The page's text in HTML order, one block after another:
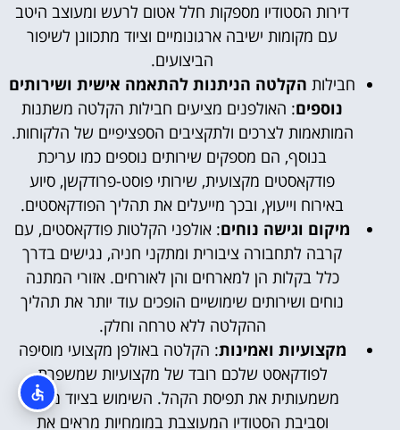
דירות הסטודיו מספקות חלל אטום לרעש ומעוצב היטב
עם מקומות ישיבה ארגונומיים וציוד מתכוונן לשיפור
הביצועים.
חבילות הקלטה הניתנות להתאמה אישית ושירותים
נוספים: האולפנים מציעים חבילות הקלטה משתנות
המותאמות לצרכים ולתקציבים הספציפיים של הלקוחות.
בנוסף, הם מספקים שירותים נוספים כמו עריכת
פודקאסטים מקצועית, שירותי פוסט-פרודקשן, סיוע
באירוח וייעוץ, ובכך מייעלים את תהליך הפודקאסטים.
מיקום וגישה נוחים: אולפני הקלטות פודקאסטים, עם
קרבה לתחבורה ציבורית ומתקני חניה, נגישים בדרך
כלל בקלות הן למארחים והן לאורחים. אזורי המתנה
נוחים ושירותים שימושיים הופכים עוד יותר את תהליך
ההקלטה ללא טרחה וחלק.
מקצועיות ואמינות: הקלטה באולפן מקצועי מוסיפה
לפודקאסט שלכם רובד של מקצועיות שמשפרת
משמעותית את תפיסת הקהל. השימוש בציוד מיוחד
וסביבת הסטודיו המעוצבת במומחיות מראים את